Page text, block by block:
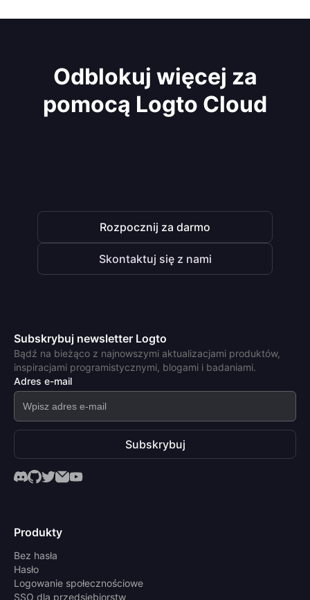
Odblokuj więcej za
pomocą Logto Cloud
Rozpocznij za darmo
Skontaktuj się z nami
Subskrybuj newsletter Logto
Bądź na bieżąco z najnowszymi aktualizacjami produktów,
inspiracjami programistycznymi, blogami i badaniami.
Adres e-mail
Subskrybuj
Produkty
Bez hasła
Hasło
Logowanie społecznościowe
SSO dla przedsiębiorstw